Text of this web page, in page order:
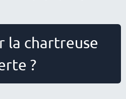
la chartreuse
?